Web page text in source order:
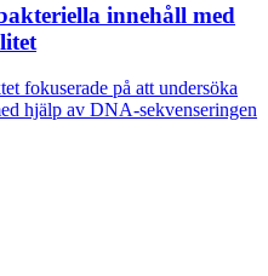
innehåll med
fokuserade på att undersöka
hjälp av DNA-sekvenseringen